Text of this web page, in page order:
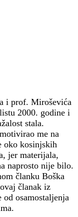
i prof. Miroševića
2000. godine i
stala.
me na
oko kosinjskih
jer materijala,
naprosto nije bilo.
članku Boška
članak iz
osamostaljenja